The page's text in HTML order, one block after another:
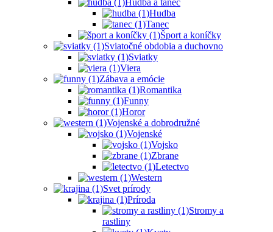
Hudba a tanec
Hudba
Tanec
Šport a koníčky
Sviatočné obdobia a duchovno
Sviatky
Viera
Zábava a emócie
Romantika
Funny
Horor
Vojenské a dobrodružné
Vojenské
Vojsko
Zbrane
Letectvo
Western
Svet prírody
Príroda
Stromy a
rastliny